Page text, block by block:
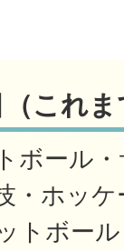
これ
ボール
・ホッ
トボー